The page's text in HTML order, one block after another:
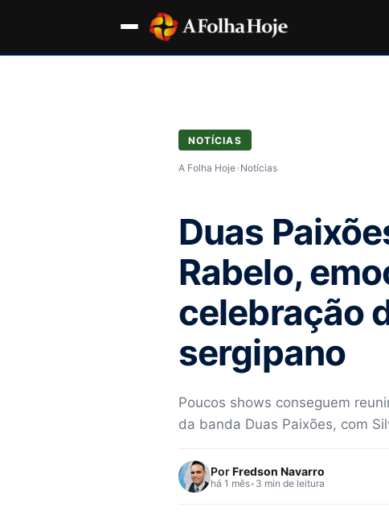
NOTÍCIAS
A Folha Hoje› Notícias
Duas
Rabelo,
celebração
sergipano
Poucos shows conseguem
da banda Duas Paixões, com
PorFredson Navarro
há 1 mês• 3 min de leitura